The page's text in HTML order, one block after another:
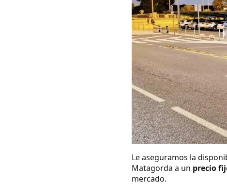
Le aseguramos la
Matagorda a un precio
mercado.